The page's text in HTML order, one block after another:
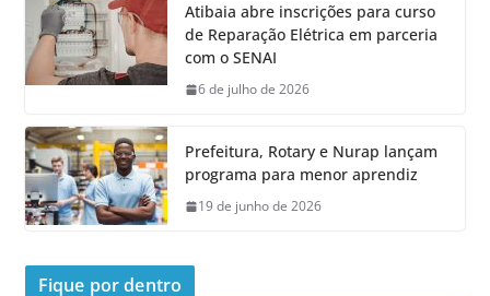
Atibaia abre inscrições para curso
de Reparação Elétrica em parceria
com o SENAI
6 de julho de 2026
Prefeitura, Rotary e Nurap lançam
programa para menor aprendiz
19 de junho de 2026
Fique por dentro